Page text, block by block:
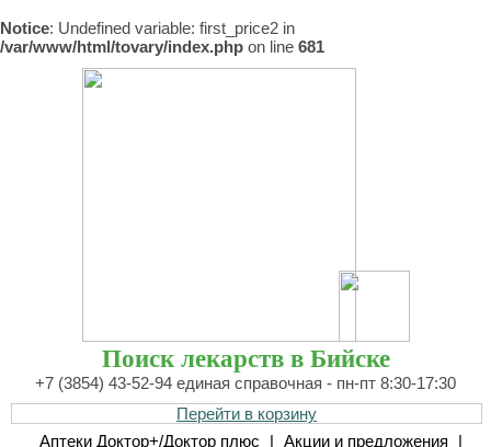
Notice: Undefined variable: first_price2 in
/var/www/html/tovary/index.php on line 681
Поиск лекарств в Бийске
+7 (3854) 43-52-94 единая справочная - пн-пт 8:30-17:30
Перейти в корзину
Аптеки Доктор+/Доктор плюс
| Акции и предложения
|